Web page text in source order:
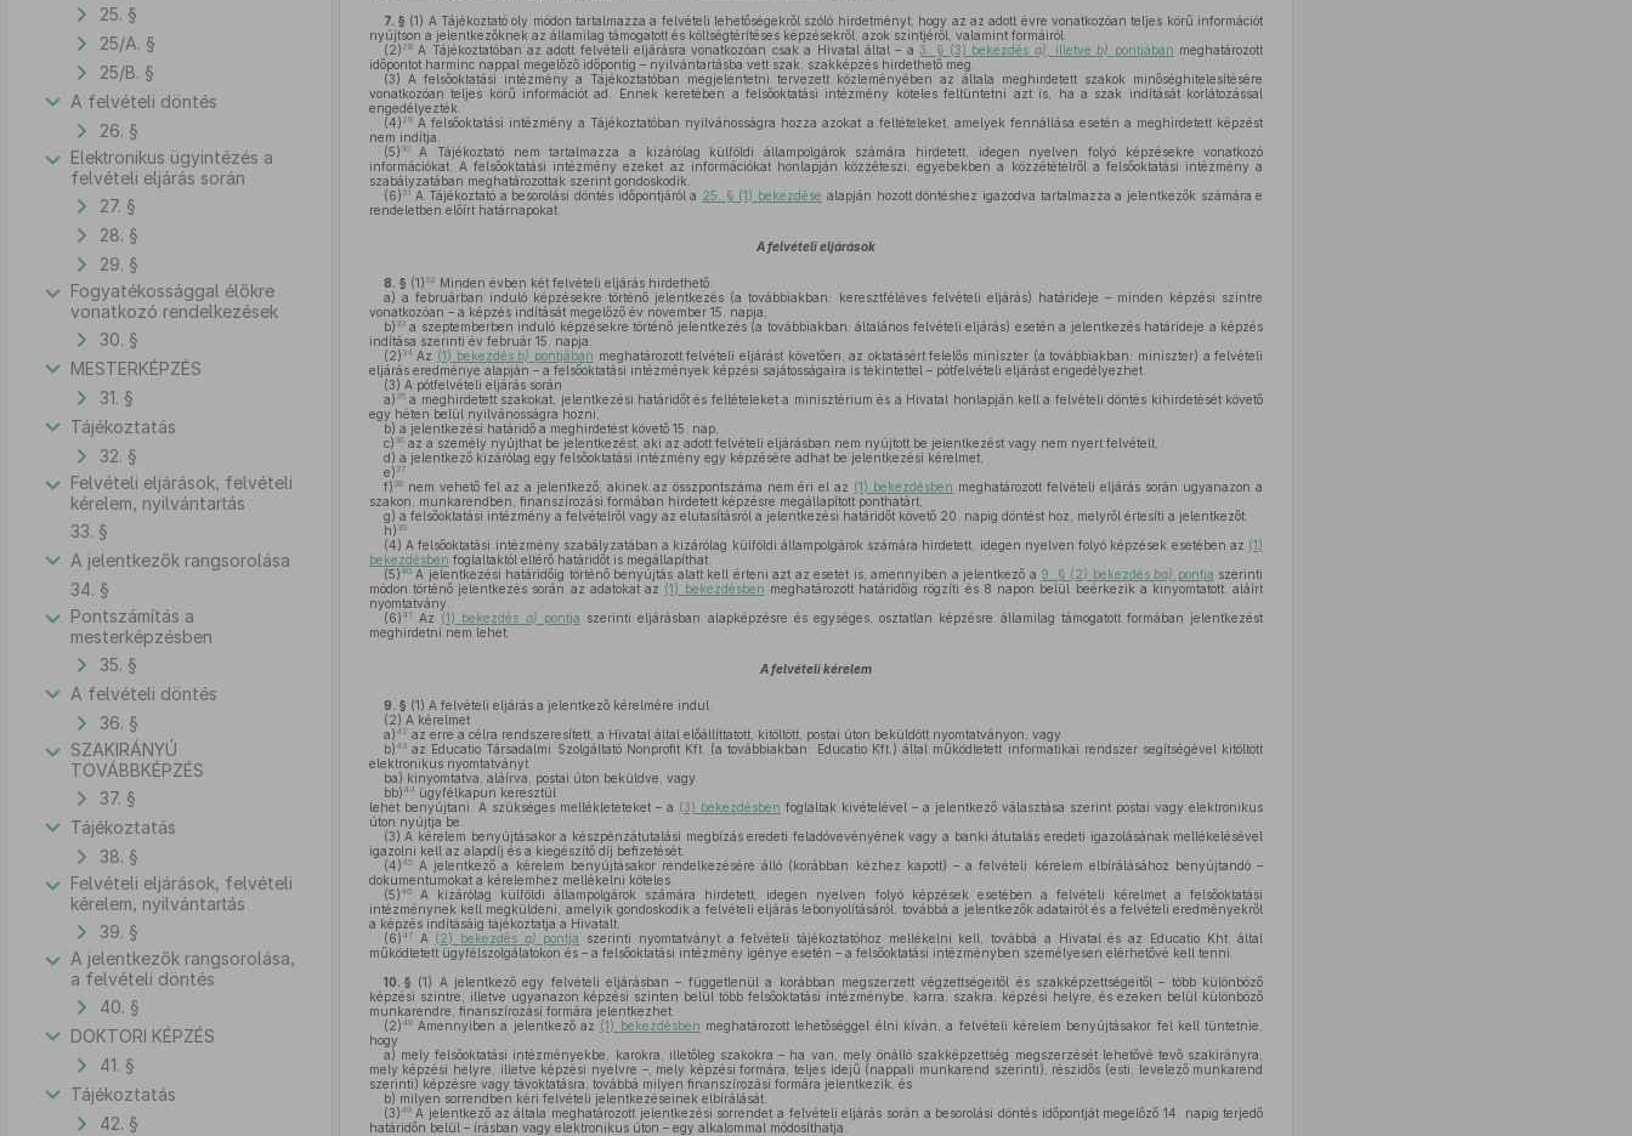
25. §
25/A. §
25/B. §
A felvételi döntés
26. §
Elektronikus ügyintézés a
felvételi eljárás során
27. §
28. §
29. §
Fogyatékossággal élőkre
vonatkozó rendelkezések
30. §
MESTERKÉPZÉS
31. §
Tájékoztatás
32. §
Felvételi eljárások, felvételi
kérelem, nyilvántartás
33. §
A jelentkezők rangsorolása
34. §
Pontszámítás a
mesterképzésben
35. §
A felvételi döntés
36. §
SZAKIRÁNYÚ
TOVÁBBKÉPZÉS
37. §
Tájékoztatás
38. §
Felvételi eljárások, felvételi
kérelem, nyilvántartás
39. §
A jelentkezők rangsorolása,
a felvételi döntés
40. §
DOKTORI KÉPZÉS
41. §
Tájékoztatás
42. §
7. § (1) A Tájékoztató oly módon tartalmazza a felvételi lehetőségekről szóló hirdetményt, hogy az az adott évre vonatkozóan teljes körű információt
nyújtson a jelentkezőknek az államilag támogatott és költségtérítéses képzésekről, azok szintjéről, valamint formáiról.
(2) 28A Tájékoztatóban az adott felvételi eljárásra vonatkozóan csak a Hivatal által – a3. § (3) bekezdés a) , illetveb) pontjában meghatározott
időpontot harminc nappal megelőző időpontig – nyilvántartásba vett szak, szakképzés hirdethető meg.
(3) A felsőoktatási intézmény a Tájékoztatóban megjelentetni tervezett közleményében az általa meghirdetett szakok minőséghitelesítésére
vonatkozóan teljes körű információt ad. Ennek keretében a felsőoktatási intézmény köteles feltüntetni azt is, ha a szak indítását korlátozással
engedélyezték.
(4) 29A felsőoktatási intézmény a Tájékoztatóban nyilvánosságra hozza azokat a feltételeket, amelyek fennállása esetén a meghirdetett képzést
nem indítja.
(5) 30A Tájékoztató nem tartalmazza a kizárólag külföldi állampolgárok számára hirdetett, idegen nyelven folyó képzésekre vonatkozó
információkat. A felsőoktatási intézmény ezeket az információkat honlapján közzéteszi, egyebekben a közzétételről a felsőoktatási intézmény a
szabályzatában meghatározottak szerint gondoskodik.
(6) 31 A Tájékoztató a besorolási döntés időpontjáról a 25. § (1) bekezdése alapján hozott döntéshez igazodva tartalmazza a jelentkezők számára e
rendeletben előírt határnapokat.
A felvételi eljárások
8. § (1) 32 Minden évben két felvételi eljárás hirdethető:
a) a februárban induló képzésekre történő jelentkezés (a továbbiakban: keresztféléves felvételi eljárás) határideje – minden képzési szintre
vonatkozóan – a képzés indítását megelőző év november 15. napja,
b) 33a szeptemberben induló képzésekre történő jelentkezés (a továbbiakban: általános felvételi eljárás) esetén a jelentkezés határideje a képzés
indítása szerinti év február 15. napja.
(2) 34Az (1) bekezdésb) pontjában meghatározott felvételi eljárást követően, az oktatásért felelős miniszter (a továbbiakban: miniszter) a felvételi
eljárás eredménye alapján – a felsőoktatási intézmények képzési sajátosságaira is tekintettel – pótfelvételi eljárást engedélyezhet.
(3) A pótfelvételi eljárás során
a) 35a meghirdetett szakokat, jelentkezési határidőt és feltételeket a minisztérium és a Hivatal honlapján kell a felvételi döntés kihirdetését követő
egy héten belül nyilvánosságra hozni,
b) a jelentkezési határidő a meghirdetést követő 15. nap,
c) 36az a személy nyújthat be jelentkezést, aki az adott felvételi eljárásban nem nyújtott be jelentkezést vagy nem nyert felvételt,
d) a jelentkező kizárólag egy felsőoktatási intézmény egy képzésére adhat be jelentkezési kérelmet,
e) 37
f) 38nem vehető fel az a jelentkező, akinek az összpontszáma nem éri el az (1) bekezdésben meghatározott felvételi eljárás során ugyanazon a
szakon, munkarendben, finanszírozási formában hirdetett képzésre megállapított ponthatárt,
g) a felsőoktatási intézmény a felvételről vagy az elutasításról a jelentkezési határidőt követő 20. napig döntést hoz, melyről értesíti a jelentkezőt.
h) 39
(4) A felsőoktatási intézmény szabályzatában a kizárólag külföldi állampolgárok számára hirdetett, idegen nyelven folyó képzések esetében az (1)
bekezdésben foglaltaktól eltérő határidőt is megállapíthat.
(5)40A jelentkezési határidőig történő benyújtás alatt kell érteni azt az esetet is, amennyiben a jelentkező a 9. § (2) bekezdésba) pontja szerinti
módon történő jelentkezés során az adatokat az (1) bekezdésben meghatározott határidőig rögzíti és 8 napon belül beérkezik a kinyomtatott, aláírt
nyomtatvány.
(6)41 Az (1) bekezdés a) pontja szerinti eljárásban alapképzésre és egységes, osztatlan képzésre államilag támogatott formában jelentkezést
meghirdetni nem lehet.
A felvételi kérelem
9. § (1) A felvételi eljárás a jelentkező kérelmére indul.
(2) A kérelmet
a)42 az erre a célra rendszeresített, a Hivatal által előállíttatott, kitöltött, postai úton beküldött nyomtatványon, vagy
b)43az Educatio Társadalmi Szolgáltató Nonprofit Kft. (a továbbiakban: Educatio Kft.) által működtetett informatikai rendszer segítségével kitöltött
elektronikus nyomtatványt
ba) kinyomtatva, aláírva, postai úton beküldve, vagy
bb)44ügyfélkapun keresztül
lehet benyújtani. A szükséges mellékleteteket – a (3) bekezdésben foglaltak kivételével – a jelentkező választása szerint postai vagy elektronikus
úton nyújtja be.
(3) A kérelem benyújtásakor a készpénzátutalási megbízás eredeti feladóvevényének vagy a banki átutalás eredeti igazolásának mellékelésével
igazolni kell az alapdíj és a kiegészítő díj befizetését.
(4)45A jelentkező a kérelem benyújtásakor rendelkezésére álló (korábban kézhez kapott) – a felvételi kérelem elbírálásához benyújtandó –
dokumentumokat a kérelemhez mellékelni köteles.
(5)46A kizárólag külföldi állampolgárok számára hirdetett, idegen nyelven folyó képzések esetében a felvételi kérelmet a felsőoktatási
intézménynek kell megküldeni, amelyik gondoskodik a felvételi eljárás lebonyolításáról, továbbá a jelentkezők adatairól és a felvételi eredményekről
a képzés indításáig tájékoztatja a Hivatalt.
(6)47A (2) bekezdés a) pontja
szerinti nyomtatványt a felvételi tájékoztatóhoz mellékelni kell, továbbá a Hivatal és az Educatio Kht. által
működtetett ügyfélszolgálatokon és – a felsőoktatási intézmény igénye esetén – a felsőoktatási intézményben személyesen elérhetővé kell tenni.
10. § (1) A jelentkező egy felvételi eljárásban – függetlenül a korábban megszerzett végzettségeitől és szakképzettségeitől – több különböző
képzési szintre, illetve ugyanazon képzési szinten belül több felsőoktatási intézménybe, karra, szakra, képzési helyre, és ezeken belül különböző
munkarendre, finanszírozási formára jelentkezhet.
(2)48Amennyiben a jelentkező az (1) bekezdésben meghatározott lehetőséggel élni kíván, a felvételi kérelem benyújtásakor fel kell tüntetnie,
hogy
a) mely felsőoktatási intézményekbe, karokra, illetőleg szakokra – ha van, mely önálló szakképzettség megszerzését lehetővé tevő szakirányra,
mely képzési helyre, illetve képzési nyelvre –, mely képzési formára, teljes idejű (nappali munkarend szerinti), részidős (esti, levelező munkarend
szerinti) képzésre vagy távoktatásra, továbbá milyen finanszírozási formára jelentkezik, és
b) milyen sorrendben kéri felvételi jelentkezéseinek elbírálását.
(3)49A jelentkező az általa meghatározott jelentkezési sorrendet a felvételi eljárás során a besorolási döntés időpontját megelőző 14. napig terjedő
határidőn belül – írásban vagy elektronikus úton – egy alkalommal módosíthatja.